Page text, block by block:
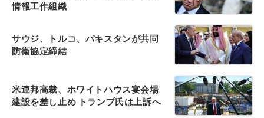
情報工作組織
サウジ、トルコ、パキスタンが共同
防衛協定締結
米連邦高裁、ホワイトハウス宴会場
建設を差し止め トランプ氏は上訴へ